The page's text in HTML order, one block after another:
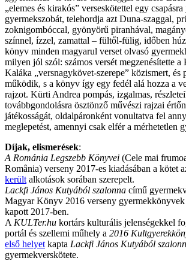
„elemes és kirakós” verseskötettel egy
gyermekszobát, telehordja azt Duna-szaggal,
zoknigombóccal, gyönyörű piranhával,
színnel, ízzel, zamattal – fültől-fülig, időben
könyv minden magyarul verset olvasó
milyen jól szól: számos versét megzenésítette
Kaláka „versnagykövet-szerepe” közismert, és
működik, s a könyv így egy fedél alá hozza a
rajzot. Kürti Andrea pompás, izgalmas,
továbbgondolásra ösztönző művészi rajzai
játékosságát, oldalpáronként vonultatva fel
meglepetést, amennyi csak elfér a mérhetetlen
Díjak, elismerések:
A Románia Legszebb Könyvei (Cele mai
România) verseny 2017-es kiadásában a kötet
kerültalkotások sorában szerepelt.
Lackfi János Kutyából szalonna című
Magyar Könyv 2016 verseny gyermekkönyvek
kapott 2017-ben.
AKULTer.hu kortárs kulturális jelenségekkel
portál és szellemi műhely a 2016
első helyetkapta Lackfi János Kutyából
gyermekverskötete.